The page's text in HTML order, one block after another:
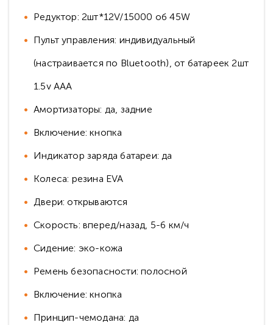
Редуктор: 2шт*12V/15000 об 45W
Пульт управления: индивидуальный
(настраивается по Bluetooth), от батареек 2шт
1.5v AAА
Амортизаторы: да, задние
Включение: кнопка
Индикатор заряда батареи: да
Колеса: резина EVA
Двери: открываются
Скорость: вперед/назад, 5-6 км/ч
Сидение: эко-кожа
Ремень безопасности: полосной
Включение: кнопка
Принцип-чемодана: да